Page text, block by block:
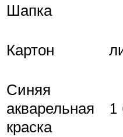
Шапка
Картон
Синяя
акварельная
краска
1